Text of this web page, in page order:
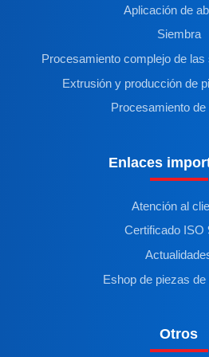
Aplicación de
Siembra
Procesamiento complejo de
Extrusión y producción de
Procesamiento de
Enlaces
Atención al
Certificado ISO
Eshop de piezas de
Otros